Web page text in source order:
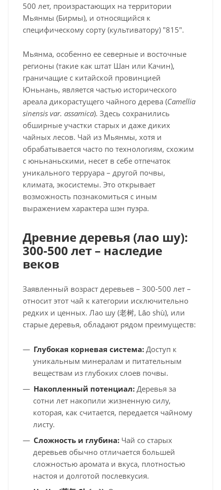
500 лет, произрастающих на территории
Мьянмы (Бирмы), и относящийся к
специфическому сорту (культиватору) "815".
Мьянма, особенно ее северные и восточные
регионы (такие как штат Шан или Качин),
граничащие с китайской провинцией
Юньнань, является частью исторического
ареала дикорастущего чайного дерева (Camellia
sinensis var. assamica). Здесь сохранились
обширные участки старых и даже диких
чайных лесов. Чай из Мьянмы, хотя и
обрабатывается часто по технологиям, схожим
с юньнаньскими, несет в себе отпечаток
уникального терруара – другой почвы,
климата, экосистемы. Это открывает
возможность познакомиться с иным
выражением характера шэн пуэра.
Древние деревья (лао шу):
300-500 лет – наследие
веков
Заявленный возраст деревьев – 300-500 лет –
относит этот чай к категории исключительно
редких и ценных. Лао шу (老树, Lǎo shù), или
старые деревья, обладают рядом преимуществ:
Глубокая корневая система: Доступ к
уникальным минералам и питательным
веществам из глубоких слоев почвы.
Накопленный потенциал: Деревья за
сотни лет накопили жизненную силу,
которая, как считается, передается чайному
листу.
Сложность и глубина: Чай со старых
деревьев обычно отличается большей
сложностью аромата и вкуса, плотностью
настоя и долготой послевкусия.